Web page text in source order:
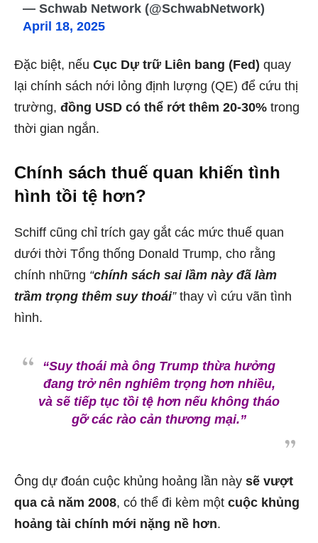
— Schwab Network (@SchwabNetwork)
April 18, 2025
Đặc biệt, nếu Cục Dự trữ Liên bang (Fed) quay
lại chính sách nới lỏng định lượng (QE) để cứu thị
trường, đồng USD có thể rớt thêm 20-30% trong
thời gian ngắn.
Chính sách thuế quan khiến tình
hình tồi tệ hơn?
Schiff cũng chỉ trích gay gắt các mức thuế quan
dưới thời Tổng thống Donald Trump, cho rằng
chính những “chính sách sai lầm này đã làm
trầm trọng thêm suy thoái”thay vì cứu vãn tình
hình.
“Suy thoái mà ông Trump thừa hưởng
đang trở nên nghiêm trọng hơn nhiều,
và sẽ tiếp tục tồi tệ hơn nếu không tháo
gỡ các rào cản thương mại.”
Ông dự đoán cuộc khủng hoảng lần này sẽ vượt
qua cả năm 2008, có thể đi kèm một cuộc khủng
hoảng tài chính mới nặng nề hơn.